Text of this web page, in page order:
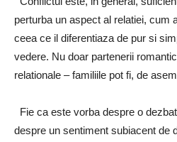
perturba un aspect al relatiei, cum
ceea ce il diferentiaza de pur si
vedere. Nu doar partenerii
relationale – familiile pot fi, de
Fie ca este vorba despre o
despre un sentiment subiacent de